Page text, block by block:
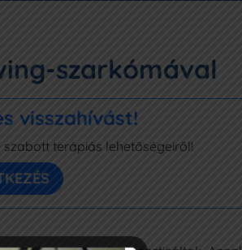
szarkómával
visszahívást!
terápiás lehetőségeiről!